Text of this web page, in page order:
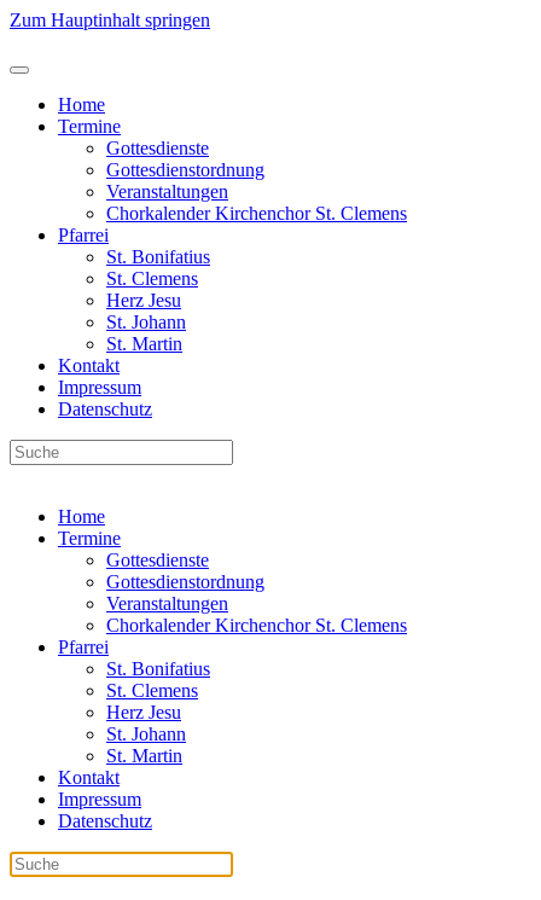
Zum Hauptinhalt springen
Home
Termine
Gottesdienste
Gottesdienstordnung
Veranstaltungen
Chorkalender Kirchenchor St. Clemens
Pfarrei
St. Bonifatius
St. Clemens
Herz Jesu
St. Johann
St. Martin
Kontakt
Impressum
Datenschutz
Home
Termine
Gottesdienste
Gottesdienstordnung
Veranstaltungen
Chorkalender Kirchenchor St. Clemens
Pfarrei
St. Bonifatius
St. Clemens
Herz Jesu
St. Johann
St. Martin
Kontakt
Impressum
Datenschutz